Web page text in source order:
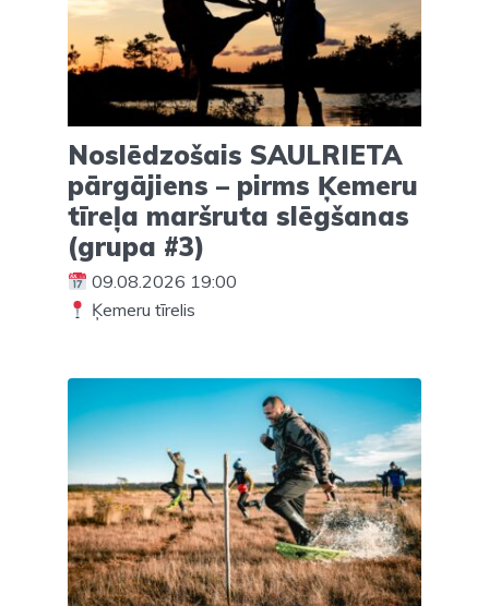
Noslēdzošais SAULRIETA
pārgājiens – pirms Ķemeru
tīreļa maršruta slēgšanas
(grupa #3)
09.08.2026 19:00
Ķemeru tīrelis